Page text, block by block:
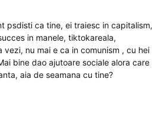
psdisti ca tine, ei traiesc in capitalism,
in manele, tiktokareala,
nu mai e ca in comunism , cu hei
bine dao ajutoare sociale alora care
aia de seamana cu tine?